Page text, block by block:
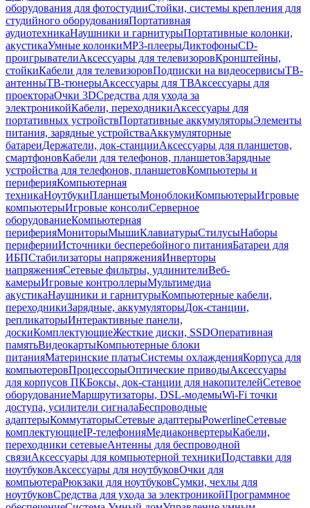
оборудования для фотостудииСтойки, системы крепления для
студийного оборудованияПортативная
аудиотехникаНаушники и гарнитурыПортативные колонки,
акустикаУмные колонкиMP3-плеерыДиктофоныCD-
проигрывателиАксессуары для телевизоровКронштейны,
стойкиКабели для телевизоровПодписки на видеосервисыТВ-
антенныТВ-тюнерыАксессуары для ТВАксессуары для
проектораОчки 3DСредства для ухода за
электроникойКабели, переходникиАксессуары для
портативных устройствПортативные аккумуляторыЭлементы
питания, зарядные устройстваАккумуляторные
батареиДержатели, док-станцииАксессуары для планшетов,
смартфоновКабели для телефонов, планшетовЗарядные
устройства для телефонов, планшетовКомпьютеры и
периферияКомпьютерная
техникаНоутбукиПланшетыМоноблокиКомпьютерыИгровые
компьютерыИгровые консолиСерверное
оборудованиеКомпьютерная
периферияМониторыМышиКлавиатурыСтилусыНаборы
периферииИсточники бесперебойного питанияБатареи для
ИБПСтабилизаторы напряженияИнверторы
напряженияСетевые фильтры, удлинителиВеб-
камерыИгровые контроллерыМультимедиа
акустикаНаушники и гарнитурыКомпьютерные кабели,
переходникиЗарядные, аккумуляторыДок-станции,
репликаторыИнтерактивные панели,
доскиКомплектующиеЖесткие диски, SSDОперативная
памятьВидеокартыКомпьютерные блоки
питанияМатеринские платыСистемы охлажденияКорпуса для
компьютеровПроцессорыОптические приводыАксессуары
для корпусов ПКБоксы, док-станции для накопителейСетевое
оборудованиеМаршрутизаторы, DSL-модемыWi-Fi точки
доступа, усилители сигналаБеспроводные
адаптерыКоммутаторыСетевые адаптерыPowerlineСетевые
комплектующиеIP-телефонияМедиаконвертерыКабели,
переходники сетевыеАнтенны для беспроводной
связиАксессуары для компьютерной техникиПодставки для
ноутбуковАксессуары для ноутбуковОчки для
компьютераРюкзаки для ноутбуковСумки, чехлы для
ноутбуковСредства для ухода за электроникойПрограммное